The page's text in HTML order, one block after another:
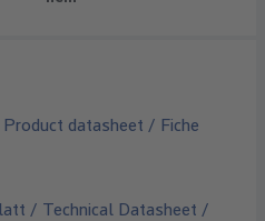
datasheet / Fiche
/ Technical Datasheet /